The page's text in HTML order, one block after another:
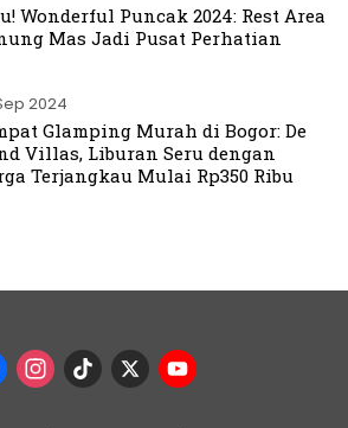
Wonderful Puncak 2024: Rest Area
Mas Jadi Pusat Perhatian
2024
Glamping Murah di Bogor: De
Villas, Liburan Seru dengan
Terjangkau Mulai Rp350 Ribu
Facebook
Instagram
TikTok
X